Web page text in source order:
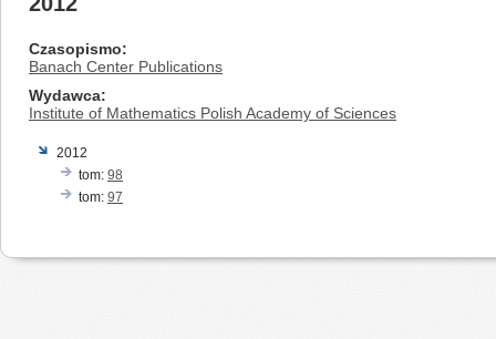
Czasopismo
Banach Center Publications
Wydawca
Institute of Mathematics Polish Academy of Sciences
2012
tom: 98
tom: 97